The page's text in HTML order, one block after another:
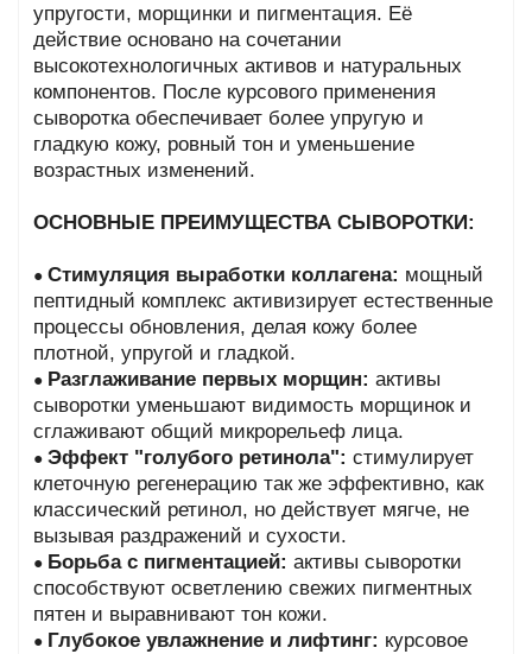
упругости, морщинки и пигментация. Её
действие основано на сочетании
высокотехнологичных активов и натуральных
компонентов. После курсового применения
сыворотка обеспечивает более упругую и
гладкую кожу, ровный тон и уменьшение
возрастных изменений.
ОСНОВНЫЕ ПРЕИМУЩЕСТВА СЫВОРОТКИ:
● Стимуляция выработки коллагена: мощный
пептидный комплекс активизирует естественные
процессы обновления, делая кожу более
плотной, упругой и гладкой.
● Разглаживание первых морщин: активы
сыворотки уменьшают видимость морщинок и
сглаживают общий микрорельеф лица.
● Эффект "голубого ретинола": стимулирует
клеточную регенерацию так же эффективно, как
классический ретинол, но действует мягче, не
вызывая раздражений и сухости.
● Борьба с пигментацией: активы сыворотки
способствуют осветлению свежих пигментных
пятен и выравнивают тон кожи.
● Глубокое увлажнение и лифтинг: курсовое